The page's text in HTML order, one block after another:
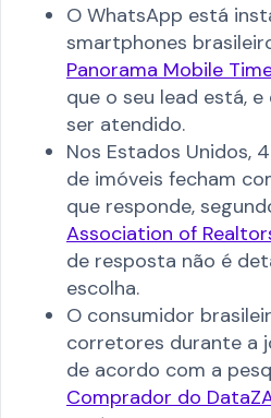
O WhatsApp está
smartphones
Panorama Mobile
que o seu lead está,
ser atendido.
Nos Estados Unidos,
de imóveis fecham
que responde,
Association of
de resposta não é
escolha.
O consumidor
corretores durante a
de acordo com a
Comprador do